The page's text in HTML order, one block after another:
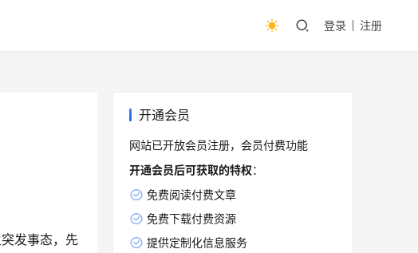
登录 注册
发事态，先
开通会员
网站已开放会员注册，会员付费功能
开通会员后可获取的特权：
免费阅读付费文章
免费下载付费资源
提供定制化信息服务